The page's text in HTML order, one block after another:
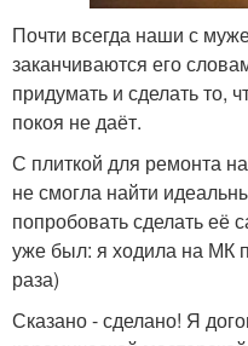
Почти всегда наши с
заканчиваются его
придумать и сделать то,
покоя не даёт.
С плиткой для ремонта
не смогла найти
попробовать сделать её
уже был: я ходила на МК
раза)
Сказано - сделано! Я